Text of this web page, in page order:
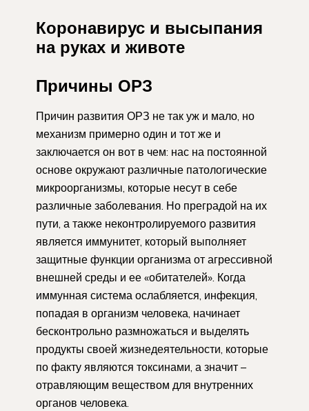
Коронавирус и высыпания
на руках и животе
Причины ОРЗ
Причин развития ОРЗ не так уж и мало, но
механизм примерно один и тот же и
заключается он вот в чем: нас на постоянной
основе окружают различные патологические
микроорганизмы, которые несут в себе
различные заболевания. Но преградой на их
пути, а также неконтролируемого развития
является иммунитет, который выполняет
защитные функции организма от агрессивной
внешней среды и ее «обитателей». Когда
иммунная система ослабляется, инфекция,
попадая в организм человека, начинает
бесконтрольно размножаться и выделять
продукты своей жизнедеятельности, которые
по факту являются токсинами, а значит –
отравляющим веществом для внутренних
органов человека.